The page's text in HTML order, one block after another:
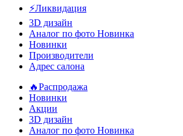
⚡️Ликвидация
3D дизайн
Аналог по фото Новинка
Новинки
Производители
Адрес салона
🔥Распродажа
Новинки
Акции
3D дизайн
Аналог по фото Новинка